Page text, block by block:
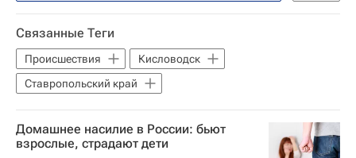
Общество
Жизнь без преград
Школа волонтера
Связанные Теги
Происшествия
Кисловодск
Ставропольский край
Домашнее насилие в России: бьют
взрослые, страдают дети